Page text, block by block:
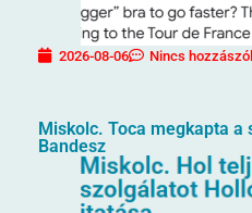
2026-08-06 Nincs
Miskolc. Toca megkapta a
Bandesz